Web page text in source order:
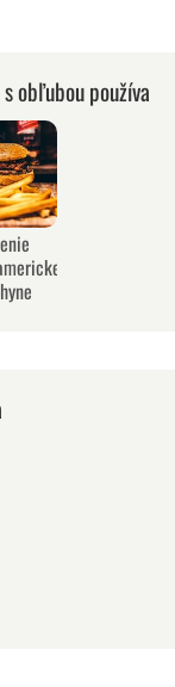
obľubou používa